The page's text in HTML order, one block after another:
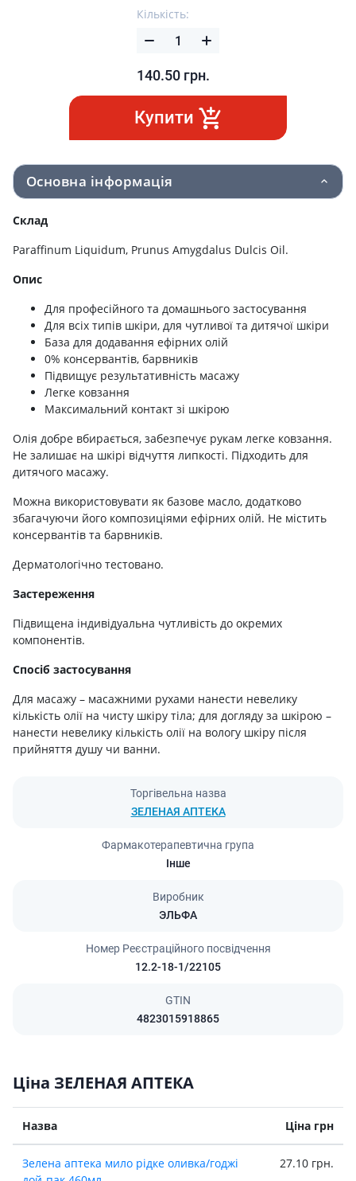
Кількість:
140.50 грн.
Купити
Основна інформація
Склад
Paraffinum Liquidum, Prunus Amygdalus Dulcis Oil.
Опис
Для професійного та домашнього застосування
Для всіх типів шкіри, для чутливої ​​та дитячої шкіри
База для додавання ефірних олій
0% консервантів, барвників
Підвищує результативність масажу
Легке ковзання
Максимальний контакт зі шкірою
Олія добре вбирається, забезпечує рукам легке ковзання.
Не залишає на шкірі відчуття липкості. Підходить для
дитячого масажу.
Можна використовувати як базове масло, додатково
збагачуючи його композиціями ефірних олій. Не містить
консервантів та барвників.
Дерматологічно тестовано.
Застереження
Підвищена індивідуальна чутливість до окремих
компонентів.
Спосіб застосування
Для масажу – масажними рухами нанести невелику
кількість олії на чисту шкіру тіла; для догляду за шкірою –
нанести невелику кількість олії на вологу шкіру після
прийняття душу чи ванни.
Торгівельна назва
ЗЕЛЕНАЯ АПТЕКА
Фармакотерапевтична група
Інше
Виробник
ЭЛЬФА
Номер Реєстраційного посвідчення
12.2-18-1/22105
GTIN
4823015918865
Ціна ЗЕЛЕНАЯ АПТЕКА
Назва Ціна грн
Зелена аптека мило рiдке оливка/годжi
27.10 грн.